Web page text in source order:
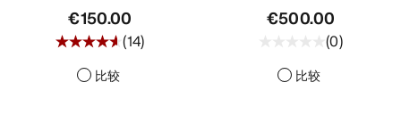
€150.00
(14)
比较
€500.00
(0)
比较